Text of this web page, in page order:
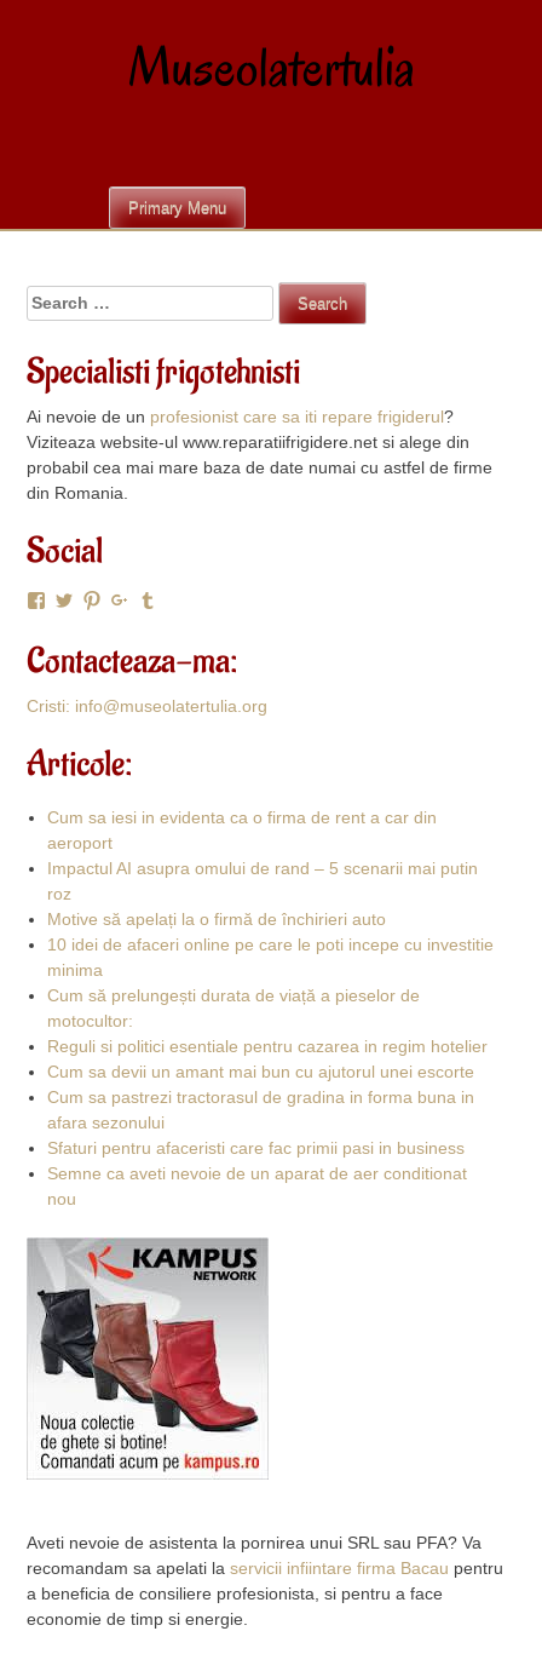
Museolatertulia
Primary Menu
Search
for:
Specialisti frigotehnisti
Ai nevoie de un profesionist care sa iti repare frigiderul?
Viziteaza website-ul www.reparatiifrigidere.net si alege din
probabil cea mai mare baza de date numai cu astfel de firme
din Romania.
Social
Facebook
TwitterPinterestGoogle+
Contacteaza-ma:
Cristi: info@museolatertulia.org
Articole:
Cum sa iesi in evidenta ca o firma de rent a car din
aeroport
Impactul AI asupra omului de rand – 5 scenarii mai putin
roz
Motive să apelați la o firmă de închirieri auto
10 idei de afaceri online pe care le poti incepe cu investitie
minima
Cum să prelungești durata de viață a pieselor de
motocultor:
Reguli si politici esentiale pentru cazarea in regim hotelier
Cum sa devii un amant mai bun cu ajutorul unei escorte
Cum sa pastrezi tractorasul de gradina in forma buna in
afara sezonului
Sfaturi pentru afaceristi care fac primii pasi in business
Semne ca aveti nevoie de un aparat de aer conditionat
nou
Aveti nevoie de asistenta la pornirea unui SRL sau PFA? Va
recomandam sa apelati laservicii infiintare firma Bacau pentru
a beneficia de consiliere profesionista, si pentru a face
economie de timp si energie.